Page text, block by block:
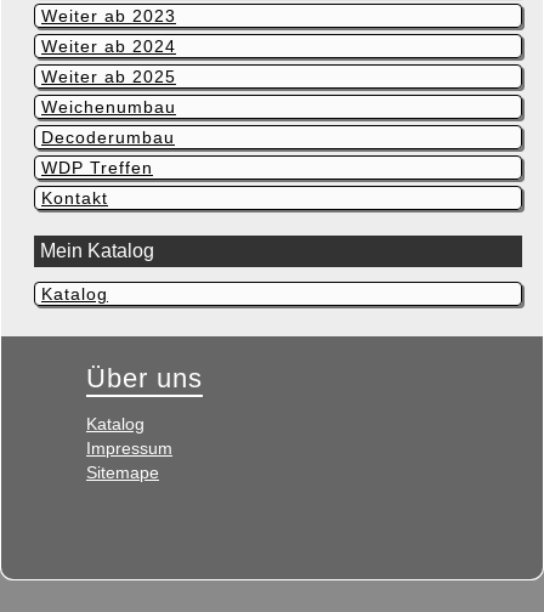
Weiter ab 2023
Weiter ab 2024
Weiter ab 2025
Weichenumbau
Decoderumbau
WDP Treffen
Kontakt
Mein Katalog
Navigation
Katalog
Über uns
Navigation
überspringen
Katalog
Impressum
Sitemape